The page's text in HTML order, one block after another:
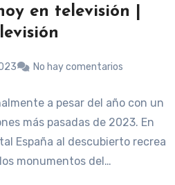
en televisión |
No hay comentarios
a pesar del año con un
más pasadas de 2023. En
España al descubierto recrea
monumentos del…